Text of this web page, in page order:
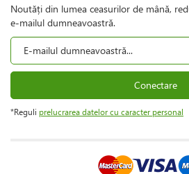
Noutăți din lumea ceasurilor de mână,
e-mailul dumneavoastră.
Conectare
*Reguli prelucrarea datelor cu caracter personal